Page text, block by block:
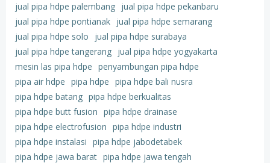
jual pipa hdpe palembang jual pipa hdpe pekanbaru
jual pipa hdpe pontianak jual pipa hdpe semarang
jual pipa hdpe solo
jual pipa hdpe surabaya
jual pipa hdpe tangerang jual pipa hdpe yogyakarta
mesin las pipa hdpe penyambungan pipa hdpe
pipa air hdpe pipa hdpe pipa hdpe bali nusra
pipa hdpe batang pipa hdpe berkualitas
pipa hdpe butt fusion pipa hdpe drainase
pipa hdpe electrofusion pipa hdpe industri
pipa hdpe instalasi pipa hdpe jabodetabek
pipa hdpe jawa barat pipa hdpe jawa tengah